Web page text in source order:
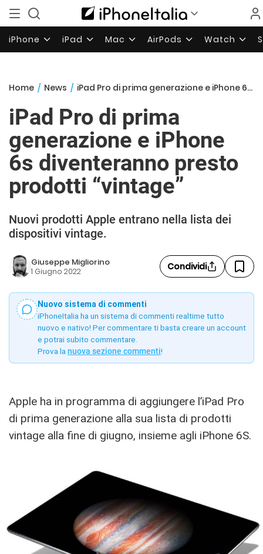
iPhone iPad Mac AirPods Watch
Home / News / iPad Pro di prima generazione e iPhone 6s diventeranno presto prodotti “vintage”
iPad Pro di prima
generazione e iPhone
6s diventeranno presto
prodotti “vintage”
Nuovi prodotti Apple entrano nella lista dei
dispositivi vintage.
Giuseppe Migliorino
1 Giugno 2022 Condividi
Nuovo sistema di commenti
iPhoneItalia ha un sistema di commenti realtime tutto
nuovo e nativo! Per commentare ti basta creare un account
e potrai subito commentare.
Prova la nuova sezione commenti!
Apple ha in programma di aggiungere l’iPad Pro
di prima generazione alla sua lista di prodotti
vintage alla fine di giugno, insieme agli iPhone 6S.